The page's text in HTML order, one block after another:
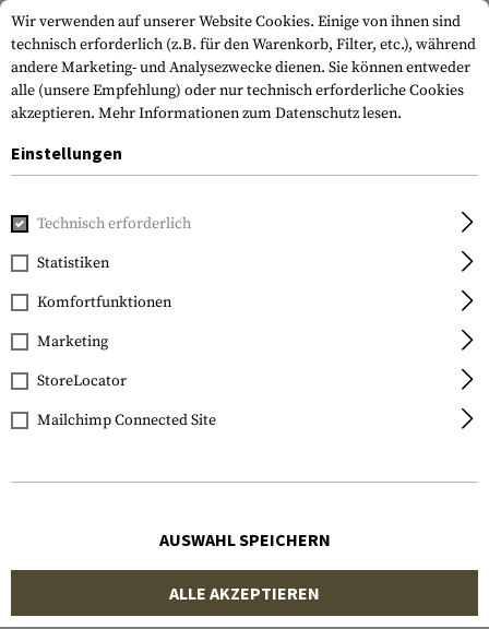
Home Outdoor & Survival
Princeton Tec
Switch Rail IW
Wir verwenden auf unserer Website Cookies. Einige von ihnen sind
technisch erforderlich (z.B. für den Warenkorb, Filter, etc.), während
andere Marketing- und Analysezwecke dienen. Sie können entweder
alle (unsere Empfehlung) oder nur technisch erforderliche Cookies
akzeptieren. Mehr Informationen zum Datenschutz lesen.
Einstellungen
Technisch erforderlich
Statistiken
Komfortfunktionen
Marketing
StoreLocator
Mailchimp Connected Site
AUSWAHL SPEICHERN
ALLE AKZEPTIEREN